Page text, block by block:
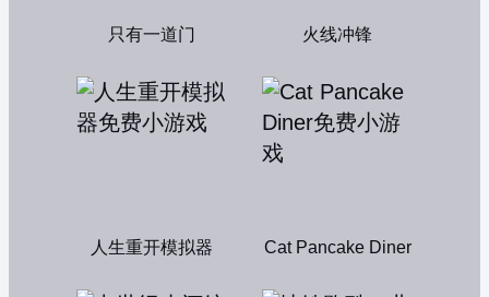
只有一道门 火线冲锋
人生重开模拟器 Cat Pancake Diner